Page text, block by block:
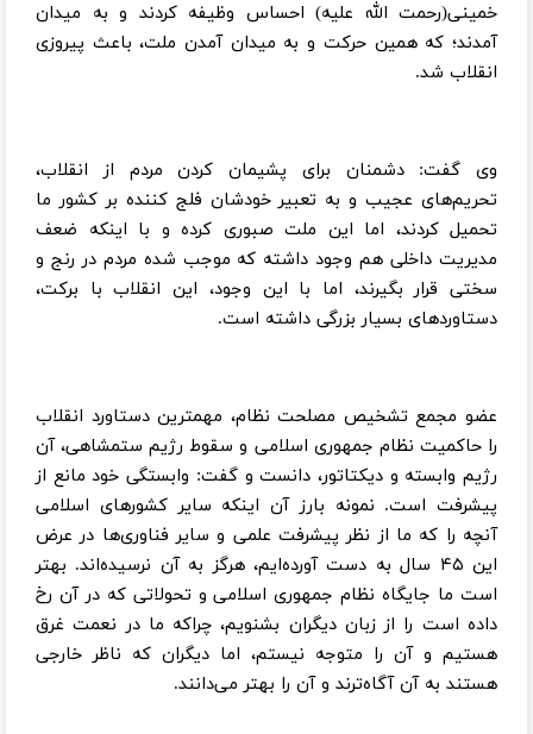
خمینی(رحمت الله علیه) احساس وظیفه کردند و به میدان
آمدند؛ که همین حرکت و به میدان آمدن ملت، باعث پیروزی
انقلاب شد.
وی گفت: دشمنان برای پشیمان کردن مردم از انقلاب،
تحریم‌های عجیب و به تعبیر خودشان فلج کننده بر کشور ما
تحمیل کردند، اما این ملت صبوری کرده و با اینکه ضعف
مدیریت داخلی هم وجود داشته که موجب شده مردم در رنج و
سختی قرار بگیرند، اما با این وجود، این انقلاب با برکت،
دستاوردهای بسیار بزرگی داشته است.
عضو مجمع تشخیص مصلحت نظام، مهمترین دستاورد انقلاب
را حاکمیت نظام جمهوری اسلامی و سقوط رژیم ستمشاهی، آن
رژیم وابسته و دیکتاتور، دانست و گفت: وابستگی خود مانع از
پیشرفت است. نمونه بارز آن اینکه سایر کشورهای اسلامی
آنچه را که ما از نظر پیشرفت علمی و سایر فناوری‌ها در عرض
این ۴۵ سال به دست آورده‌ایم، هرگز به آن نرسیده‌اند. بهتر
است ما جایگاه نظام جمهوری اسلامی و تحولاتی که در آن رخ
داده است را از زبان دیگران بشنویم، چراکه ما در نعمت غرق
هستیم و آن را متوجه نیستم، اما دیگران که ناظر خارجی
هستند به آن آگاه‌ترند و آن را بهتر می‌دانند.